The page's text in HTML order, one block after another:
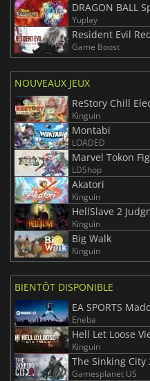
Yuplay
Resident Evil
Game Boost
NOUVEAUX JEUX
ReStory Chill
Kinguin
Montabi
LOADED
Marvel Tokon
LDShop
Akatori
Kinguin
HellSlave 2
Kinguin
Big Walk
Kinguin
BIENTÔT DISPONIBLE
EA SPORTS
Eneba
Hell Let Loose
Kinguin
The Sinking City
Gamesplanet US